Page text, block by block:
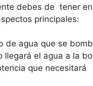
debes de tener
principales:
de agua que se
llegará el agua a la
que necesitará